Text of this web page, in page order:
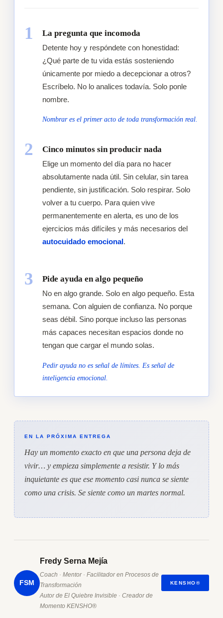
1 La pregunta que incomoda
Detente hoy y respóndete con honestidad:
¿Qué parte de tu vida estás sosteniendo
únicamente por miedo a decepcionar a otros?
Escríbelo. No lo analices todavía. Solo ponle
nombre.
Nombrar es el primer acto de toda transformación real.
2 Cinco minutos sin producir nada
Elige un momento del día para no hacer
absolutamente nada útil. Sin celular, sin tarea
pendiente, sin justificación. Solo respirar. Solo
volver a tu cuerpo. Para quien vive
permanentemente en alerta, es uno de los
ejercicios más difíciles y más necesarios del
autocuidado emocional.
3 Pide ayuda en algo pequeño
No en algo grande. Solo en algo pequeño. Esta
semana. Con alguien de confianza. No porque
seas débil. Sino porque incluso las personas
más capaces necesitan espacios donde no
tengan que cargar el mundo solas.
Pedir ayuda no es señal de límites. Es señal de
inteligencia emocional.
EN LA PRÓXIMA ENTREGA
Hay un momento exacto en que una persona deja de
vivir… y empieza simplemente a resistir. Y lo más
inquietante es que ese momento casi nunca se siente
como una crisis. Se siente como un martes normal.
FSM
Fredy Serna Mejía
Coach · Mentor · Facilitador en Procesos de
Transformación
Autor de El Quiebre Invisible · Creador de
Momento KENSHO®
KENSHO®